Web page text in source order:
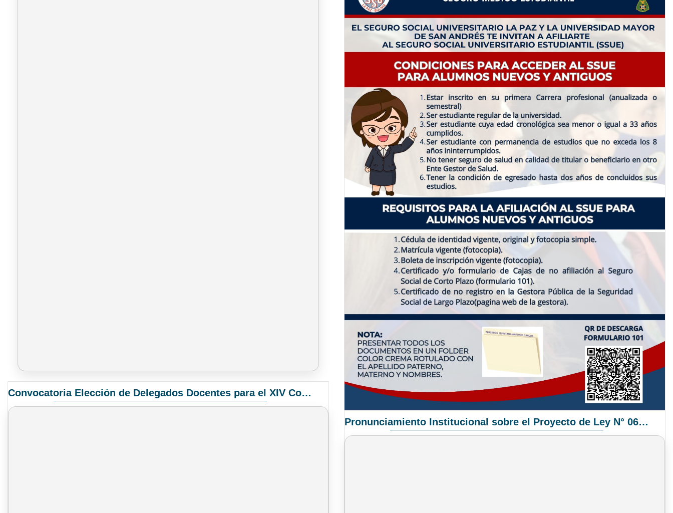
Convocatoria Elección de Delegados Docentes para el XIV Congreso Nacional de Universidades
Pronunciamiento Institucional sobre el Proyecto de Ley N° 068/2025-2026 C.S.